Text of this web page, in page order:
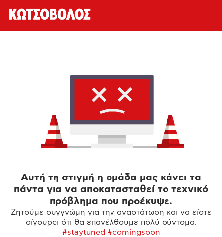
Αυτή τη στιγμή η ομάδα μας κάνει τα
πάντα για να αποκατασταθεί το τεχνικό
πρόβλημα που προέκυψε.
Ζητούμε συγγνώμη για την αναστάτωση και να είστε
σίγουροι ότι θα επανέλθουμε πολύ σύντομα.
#staytuned #comingsoon